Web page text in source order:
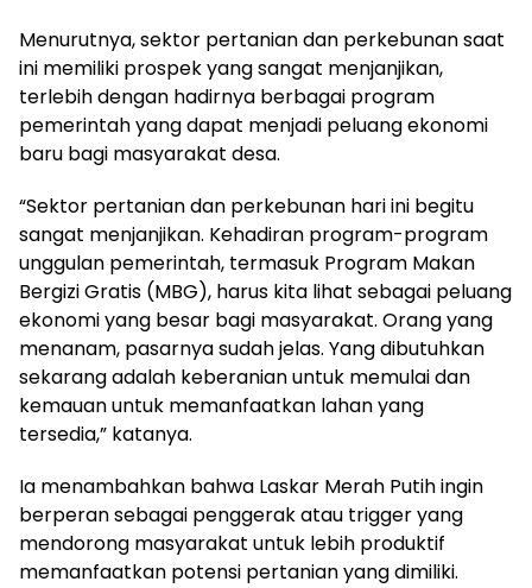
Menurutnya, sektor pertanian dan perkebunan saat
ini memiliki prospek yang sangat menjanjikan,
terlebih dengan hadirnya berbagai program
pemerintah yang dapat menjadi peluang ekonomi
baru bagi masyarakat desa.
“Sektor pertanian dan perkebunan hari ini begitu
sangat menjanjikan. Kehadiran program-program
unggulan pemerintah, termasuk Program Makan
Bergizi Gratis (MBG), harus kita lihat sebagai peluang
ekonomi yang besar bagi masyarakat. Orang yang
menanam, pasarnya sudah jelas. Yang dibutuhkan
sekarang adalah keberanian untuk memulai dan
kemauan untuk memanfaatkan lahan yang
tersedia,” katanya.
Ia menambahkan bahwa Laskar Merah Putih ingin
berperan sebagai penggerak atau trigger yang
mendorong masyarakat untuk lebih produktif
memanfaatkan potensi pertanian yang dimiliki.